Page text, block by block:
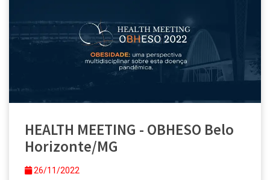
HEALTH MEETING - OBHESO Belo
Horizonte/MG
26/11/2022